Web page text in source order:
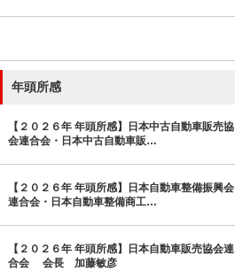
年頭所感
【２０２６年 年頭所感】日本中古自動車販売協
会連合会・日本中古自動車販…
【２０２６年 年頭所感】日本自動車整備振興会
連合会・日本自動車整備商工…
【２０２６年 年頭所感】日本自動車販売協会連
合会 会長 加藤敏彦